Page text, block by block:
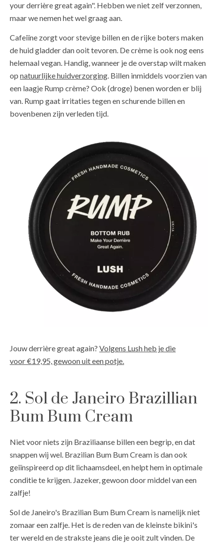
your derrière great again". Hebben we niet zelf verzonnen,
maar we nemen het wel graag aan.
Cafeiïne zorgt voor stevige billen en de rijke boters maken
de huid gladder dan ooit tevoren. De crème is ook nog eens
helemaal vegan. Handig, wanneer je de overstap wilt maken
op natuurlijke huidverzorging. Billen inmiddels voorzien van
een laagje Rump crème? Ook (droge) benen worden er blij
van. Rump gaat irritaties tegen en schurende billen en
bovenbenen zijn verleden tijd.
Jouw derrière great again? Volgens Lush heb je die
voor €19,95, gewoon uit een potje.
2. Sol de Janeiro Brazillian
Bum Bum Cream
Niet voor niets zijn Braziliaanse billen een begrip, en dat
snappen wij wel. Brazilian Bum Bum Cream is dan ook
geiïnspireerd op dit lichaamsdeel, en helpt hem in optimale
conditie te krijgen. Jazeker, gewoon door middel van een
zalfje!
Sol de Janeiro's Brazilian Bum Bum Cream is namelijk niet
zomaar een zalfje. Het is de reden van de kleinste bikini's
ter wereld en de strakste jeans die je ooit zult vinden. De